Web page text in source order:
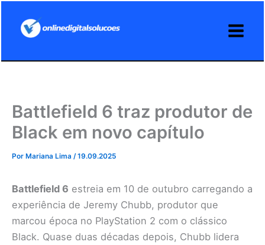
Battlefield 6 traz produtor de
Black em novo capítulo
Por Mariana Lima /19.09.2025
Battlefield 6 estreia em 10 de outubro carregando a
experiência de Jeremy Chubb, produtor que
marcou época no PlayStation 2 com o clássico
Black. Quase duas décadas depois, Chubb lidera